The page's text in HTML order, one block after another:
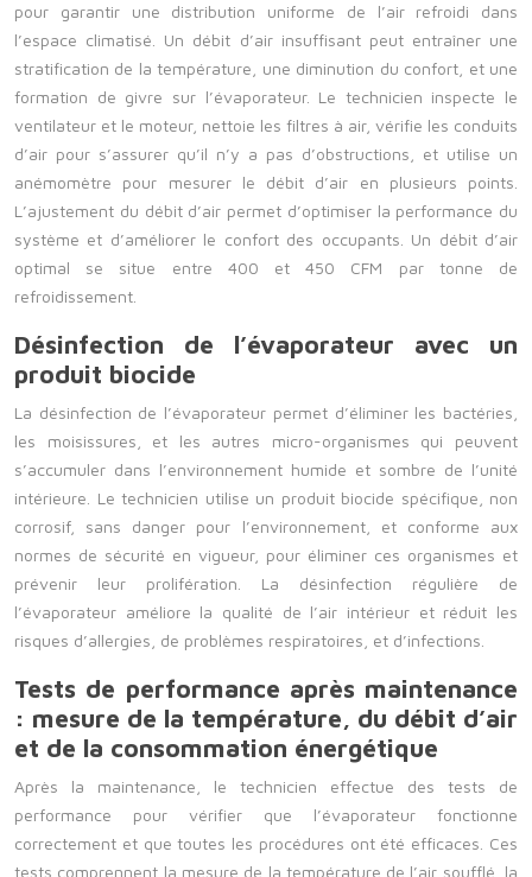
pour garantir une distribution uniforme de l’air refroidi dans
l’espace climatisé. Un débit d’air insuffisant peut entraîner une
stratification de la température, une diminution du confort, et une
formation de givre sur l’évaporateur. Le technicien inspecte le
ventilateur et le moteur, nettoie les filtres à air, vérifie les conduits
d’air pour s’assurer qu’il n’y a pas d’obstructions, et utilise un
anémomètre pour mesurer le débit d’air en plusieurs points.
L’ajustement du débit d’air permet d’optimiser la performance du
système et d’améliorer le confort des occupants. Un débit d’air
optimal se situe entre 400 et 450 CFM par tonne de
refroidissement.
Désinfection de l’évaporateur avec un
produit biocide
La désinfection de l’évaporateur permet d’éliminer les bactéries,
les moisissures, et les autres micro-organismes qui peuvent
s’accumuler dans l’environnement humide et sombre de l’unité
intérieure. Le technicien utilise un produit biocide spécifique, non
corrosif, sans danger pour l’environnement, et conforme aux
normes de sécurité en vigueur, pour éliminer ces organismes et
prévenir leur prolifération. La désinfection régulière de
l’évaporateur améliore la qualité de l’air intérieur et réduit les
risques d’allergies, de problèmes respiratoires, et d’infections.
Tests de performance après maintenance
: mesure de la température, du débit d’air
et de la consommation énergétique
Après la maintenance, le technicien effectue des tests de
performance pour vérifier que l’évaporateur fonctionne
correctement et que toutes les procédures ont été efficaces. Ces
tests comprennent la mesure de la température de l’air soufflé, la